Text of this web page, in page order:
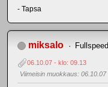
- Tapsa
miksalo
06.10.07 - klo: 09.13
Viimeisin muokkaus: